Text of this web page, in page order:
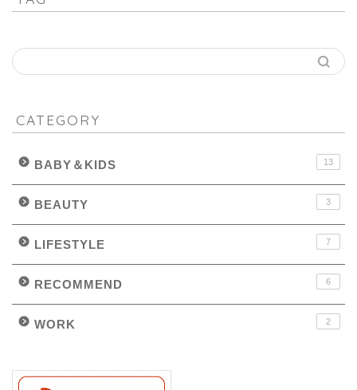
CATEGORY
BABY＆KIDS 13
BEAUTY 3
LIFESTYLE 7
RECOMMEND 6
WORK 2